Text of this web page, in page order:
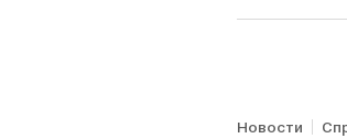
Новости